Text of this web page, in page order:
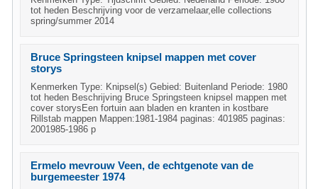
tot heden Beschrijving voor de verzamelaar,elle collections
spring/summer 2014
Bruce Springsteen knipsel mappen met cover
storys
Kenmerken Type: Knipsel(s) Gebied: Buitenland Periode: 1980
tot heden Beschrijving Bruce Springsteen knipsel mappen met
cover storysEen fortuin aan bladen en kranten in kostbare
Rillstab mappen Mappen:1981-1984 paginas: 401985 paginas:
2001985-1986 p
Ermelo mevrouw Veen, de echtgenote van de
burgemeester 1974